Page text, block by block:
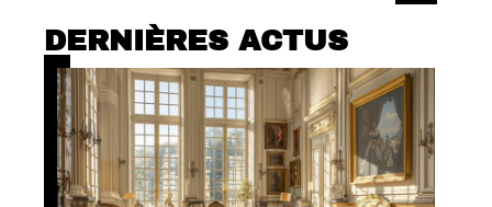
DERNIÈRES ACTUS